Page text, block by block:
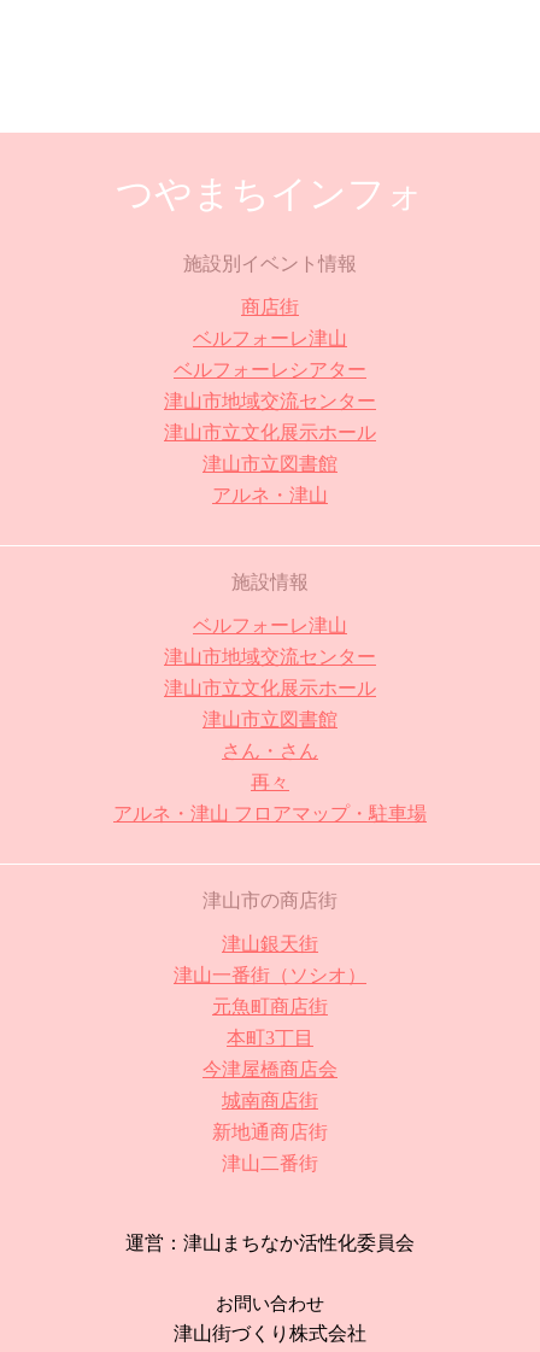
つやまちインフォ
施設別イベント情報
商店街
ベルフォーレ津山
ベルフォーレシアター
津山市地域交流センター
津山市立文化展示ホール
津山市立図書館
アルネ・津山
施設情報
ベルフォーレ津山
津山市地域交流センター
津山市立文化展示ホール
津山市立図書館
さん・さん
再々
アルネ・津山 フロアマップ・駐車場
津山市の商店街
津山銀天街
津山一番街（ソシオ）
元魚町商店街
本町3丁目
今津屋橋商店会
城南商店街
新地通商店街
津山二番街
運営：津山まちなか活性化委員会
お問い合わせ
津山街づくり株式会社